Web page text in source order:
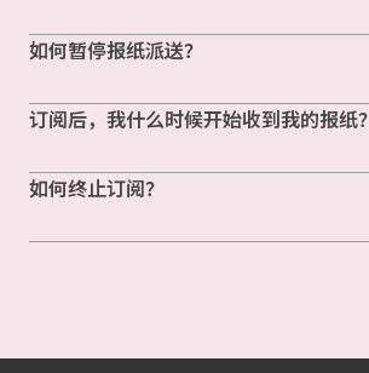
如何暂停报纸派送？
订阅后，我什么时候开始收到我的报纸？
如何终止订阅？